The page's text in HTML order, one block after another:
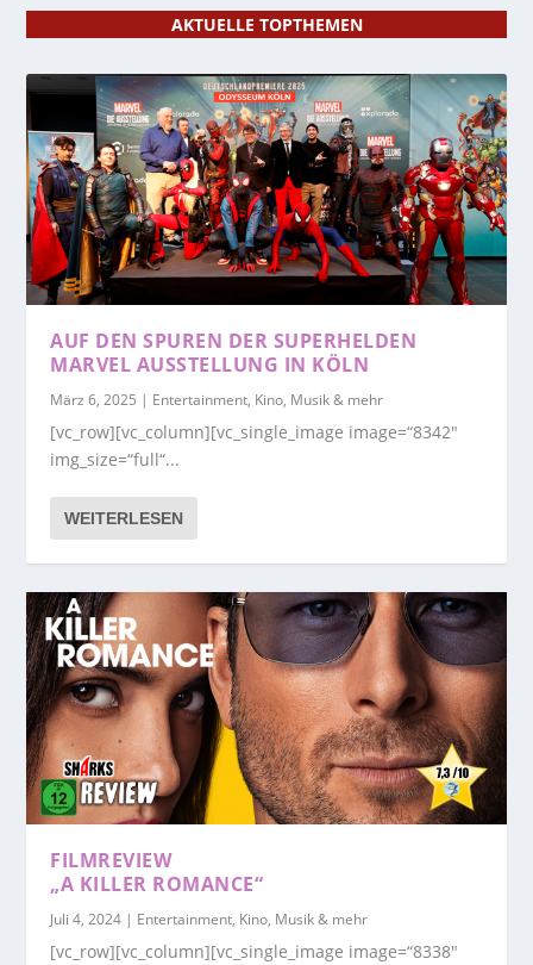
AKTUELLE TOPTHEMEN
AUF DEN SPUREN DER SUPERHELDEN
MARVEL AUSSTELLUNG IN KÖLN
März 6, 2025 | Entertainment, Kino, Musik & mehr
[vc_row][vc_column][vc_single_image image=“8342″
img_size=“full“...
WEITERLESEN
FILMREVIEW
„A KILLER ROMANCE“
Juli 4, 2024 | Entertainment, Kino, Musik & mehr
[vc_row][vc_column][vc_single_image image=“8338″